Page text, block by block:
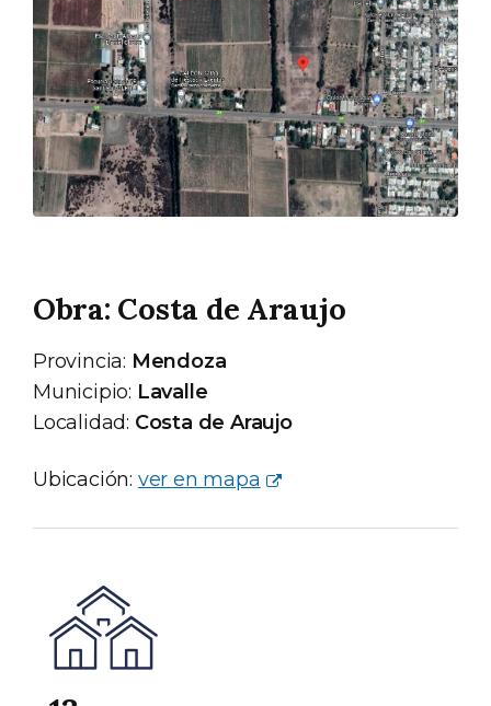
Obra: Costa de Araujo
Provincia: Mendoza
Municipio: Lavalle
Localidad: Costa de Araujo
Ubicación: ver en mapa